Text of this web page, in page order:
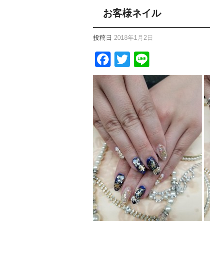
お客様ネイル
投稿日 2018年1月2日
Facebook
Twitter